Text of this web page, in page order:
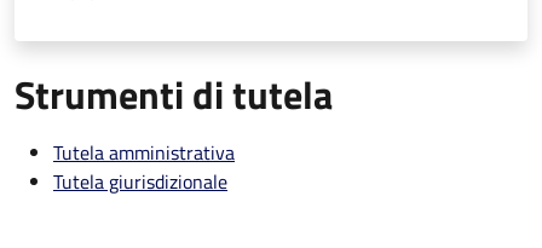
Strumenti di tutela
Tutela amministrativa
Tutela giurisdizionale